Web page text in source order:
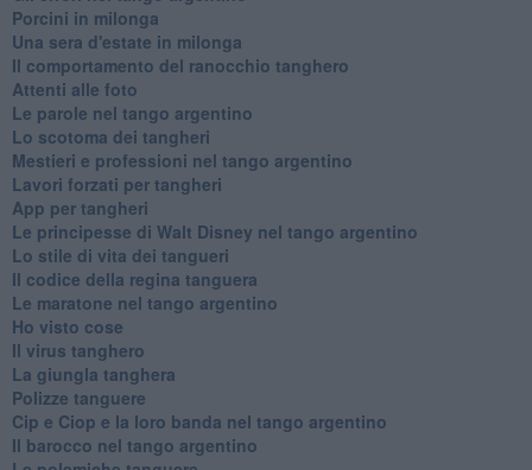
Porcini in milonga
Una sera d'estate in milonga
Il comportamento del ranocchio tanghero
Attenti alle foto
Le parole nel tango argentino
Lo scotoma dei tangheri
Mestieri e professioni nel tango argentino
Lavori forzati per tangheri
App per tangheri
Le principesse di Walt Disney nel tango argentino
Lo stile di vita dei tangueri
Il codice della regina tanguera
Le maratone nel tango argentino
Ho visto cose
Il virus tanghero
La giungla tanghera
Polizze tanguere
Cip e Ciop e la loro banda nel tango argentino
Il barocco nel tango argentino